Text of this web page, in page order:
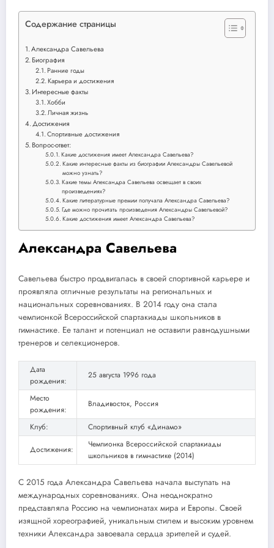
Содержание страницы
Александра Савельева
Биография
Ранние годы
Карьера и достижения
Интересные факты
Хобби
Личная жизнь
Достижения
Спортивные достижения
Вопрос-ответ:
Какие достижения имеет Александра Савельева?
Какие интересные факты из биографии Александры Савельевой
можно узнать?
Какие темы Александра Савельева освещает в своих
произведениях?
Какие литературные премии получала Александра Савельева?
Где можно прочитать произведения Александры Савельевой?
Какие достижения имеет Александра Савельева?
Александра Савельева
Савельева быстро продвигалась в своей спортивной карьере и
проявляла отличные результаты на региональных и
национальных соревнованиях. В 2014 году она стала
чемпионкой Всероссийской спартакиады школьников в
гимнастике. Ее талант и потенциал не оставили равнодушными
тренеров и селекционеров.
Дата
рождения:
25 августа 1996 года
Место
рождения:
Владивосток, Россия
Клуб: Спортивный клуб «Динамо»
Достижения:
Чемпионка Всероссийской спартакиады
школьников в гимнастике (2014)
С 2015 года Александра Савельева начала выступать на
международных соревнованиях. Она неоднократно
представляла Россию на чемпионатах мира и Европы. Своей
изящной хореографией, уникальным стилем и высоким уровнем
техники Александра завоевала сердца зрителей и судей.